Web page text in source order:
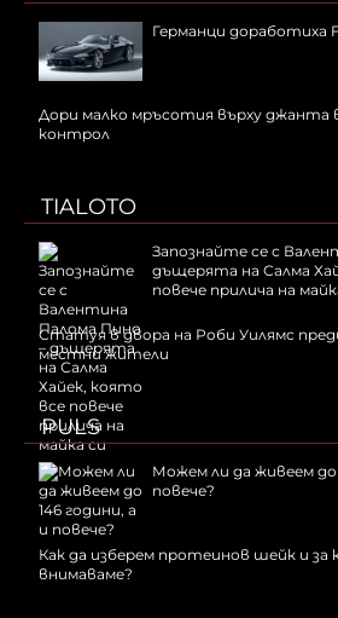
Германци доработиха
Дори малко мръсотия върху джанта
контрол
TIALOTO
Запознайте се с
дъщерята на Салма
повече прилича на
Статуя в двора на Роби Уилямс
местни жители
PULS
Можем ли да живеем до
повече?
Как да изберем протеинов шейк и за
внимаваме?